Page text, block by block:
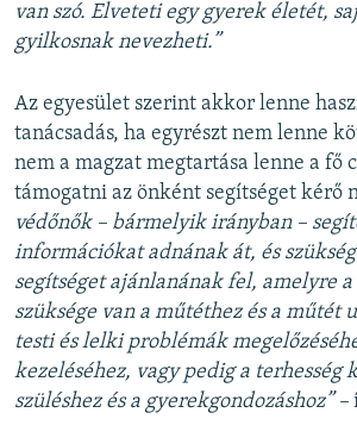
van szó. Elveteti egy gyerek életét,
gyilkosnak nevezheti.”
Az egyesület szerint akkor lenne
tanácsadás, ha egyrészt nem lenne
nem a magzat megtartása lenne a fő
támogatni az önként segítséget kérő
védőnők – bármelyik irányban –
információkat adnának át, és
segítséget ajánlanának fel, amelyre
szüksége van a műtéthez és a műtét
testi és lelki problémák
kezeléséhez, vagy pedig a terhesség
szüléshez és a gyerekgondozáshoz” –